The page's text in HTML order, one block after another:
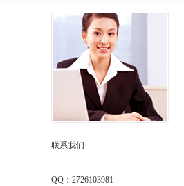
联系我们
QQ：2726103981